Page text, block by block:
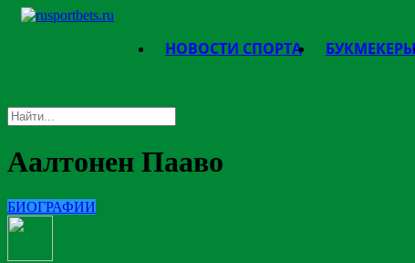
НОВОСТИ СПОРТА
Аалтонен Пааво
БИОГРАФИИ